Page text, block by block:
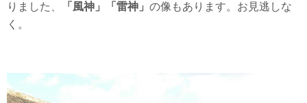
りました、
「風神」「雷神」 の像もあります。お見逃しな
く。